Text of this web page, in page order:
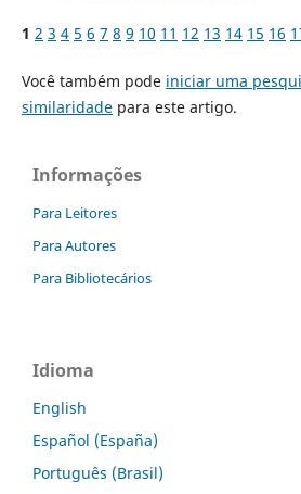
1 2 3 4 5 6 7 8 9 10 11 12 13 14 15 16
Você também pode iniciar uma
similaridadepara este artigo.
Informações
Para Leitores
Para Autores
Para Bibliotecários
Idioma
English
Español (España)
Português (Brasil)